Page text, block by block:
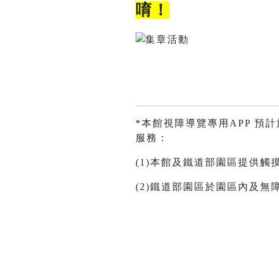
唷！
*本館視障導覽專用APP 預
服務：
(1)本館及鐵道部園區提供觸
(2)鐵道部園區於園區內及無